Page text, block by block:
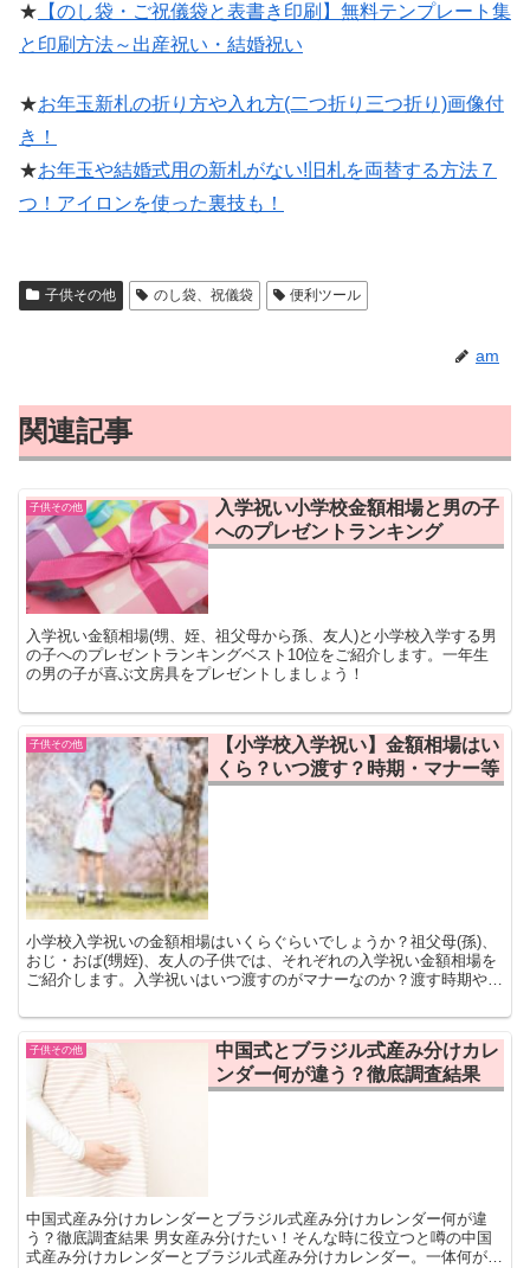
★ 【のし袋・ご祝儀袋と表書き印刷】無料テンプレート集
と印刷方法～出産祝い・結婚祝い
★お年玉新札の折り方や入れ方(二つ折り三つ折り)画像付
き！
★お年玉や結婚式用の新札がない!旧札を両替する方法７
つ！アイロンを使った裏技も！
子供その他 のし袋、祝儀袋 便利ツール
am
関連記事
子供その他
入学祝い小学校金額相場と男の子
へのプレゼントランキング
入学祝い金額相場(甥、姪、祖父母から孫、友人)と小学校入学する男
の子へのプレゼントランキングベスト10位をご紹介します。一年生
の男の子が喜ぶ文房具をプレゼントしましょう！
子供その他
【小学校入学祝い】金額相場はい
くら？いつ渡す？時期・マナー等
小学校入学祝いの金額相場はいくらぐらいでしょうか？祖父母(孫)、
おじ・おば(甥姪)、友人の子供では、それぞれの入学祝い金額相場を
ご紹介します。入学祝いはいつ渡すのがマナーなのか？渡す時期やマ
子供その他
中国式とブラジル式産み分けカレ
ンダー何が違う？徹底調査結果
中国式産み分けカレンダーとブラジル式産み分けカレンダー何が違
う？徹底調査結果 男女産み分けたい！そんな時に役立つと噂の中国
式産み分けカレンダーとブラジル式産み分けカレンダー。一体何が違